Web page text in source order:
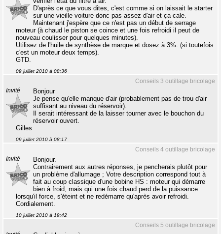
D'après ce que vous dites, c'est comme si on laissait le starter
sur une vieille voiture donc pas assez d'air et ça cale.
Maintenant j'espère que ce n'est pas un début de serrage
moteur (à chaud le piston se coince et une fois refroidi il peut de
nouveau coulisser pour quelques minutes).
Utilisez de l'huile de synthèse de marque et dosez à 3%. (si toutefois
c'est un moteur deux temps).
GTD.
09 juillet 2010 à 08:36
Conseils 3 outillage bricolage
Invité
Bonjour
Je pense qu'elle manque d'air (probablement pas de trou d'air
suffisant au niveau du réservoir).
Il serait intéressant de la laisser tourner avec le bouchon du
réservoir ouvert.
Gilles
09 juillet 2010 à 08:17
Conseils 4 outillage bricolage
Invité
Bonjour.
Contrairement aux autres réponses, je pencherais plutôt pour
un problème d'allumage ; Votre description correspond tout à
fait au coup classique d'une bobine HS : moteur qui démarre
bien à froid, mais qui une fois chaud perd de la puissance
lorsqu'il force, s'éteint et ne redémarre qu'après avoir refroidi.
Cordialement.
10 juillet 2010 à 19:42
Conseils 5 outillage bricolage